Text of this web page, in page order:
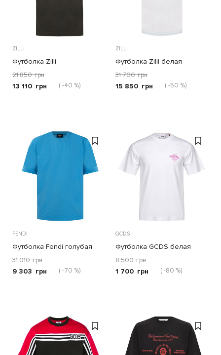
ZILLI
Футболка Zilli
21 850 грн
13 110 грн ( -40 %)
ZILLI
Футболка Zilli белая
31 700 грн
15 850 грн ( -50 %)
FENDI
Футболка Fendi голубая
31 010 грн
9 303 грн ( -70 %)
GCDS
Футболка GCDS белая
8 500 грн
1 700 грн ( -80 %)